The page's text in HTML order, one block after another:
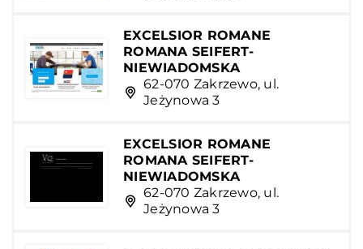
EXCELSIOR ROMANE
ROMANA SEIFERT-
NIEWIADOMSKA
62-070 Zakrzewo, ul.
Jeżynowa 3
EXCELSIOR ROMANE
ROMANA SEIFERT-
NIEWIADOMSKA
62-070 Zakrzewo, ul.
Jeżynowa 3